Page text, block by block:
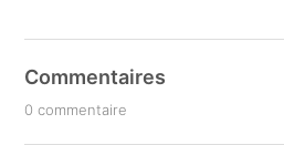
Commentaires
0 commentaire